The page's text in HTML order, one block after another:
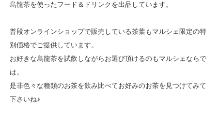
烏龍茶を使ったフード＆ドリンクを出品しています。
普段オンラインショップで販売している茶葉もマルシェ限定の特
別価格でご提供しています。
お好きな烏龍茶を試飲しながらお選び頂けるのもマルシェならで
は。
是非色々な種類のお茶を飲み比べてお好みのお茶を見つけてみて
下さいね♪